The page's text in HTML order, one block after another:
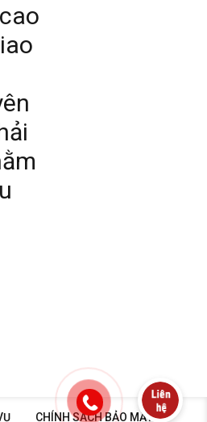
CHÍNH SÁCH BẢO MẬT